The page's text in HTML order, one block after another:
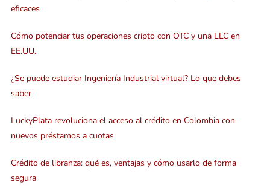
eficaces
Cómo potenciar tus operaciones cripto con OTC y una LLC en
EE.UU.
¿Se puede estudiar Ingeniería Industrial virtual? Lo que debes
saber
LuckyPlata revoluciona el acceso al crédito en Colombia con
nuevos préstamos a cuotas
Crédito de libranza: qué es, ventajas y cómo usarlo de forma
segura